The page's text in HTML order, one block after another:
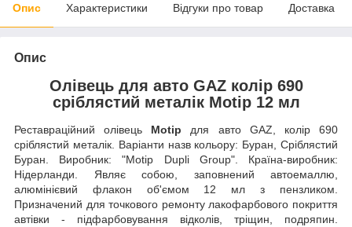
Опис Характеристики Відгуки про товар Доставка
Опис
Олівець для авто GAZ колір 690
сріблястий металік Motip 12 мл
Реставраційний олівець Motip для авто GAZ, колір 690
сріблястий металік. Варіанти назв кольору: Буран, Сріблястий
Буран. Виробник: "Motip Dupli Group". Країна-виробник:
Нідерланди. Являє собою, заповнений автоемаллю,
алюмінієвий флакон об'ємом 12 мл з пензликом.
Призначений для точкового ремонту лакофарбового покриття
автівки - підфарбовування відколів, тріщин, подряпин.